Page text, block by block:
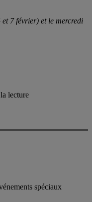
7 février) et le mercredi
lecture
spéciaux